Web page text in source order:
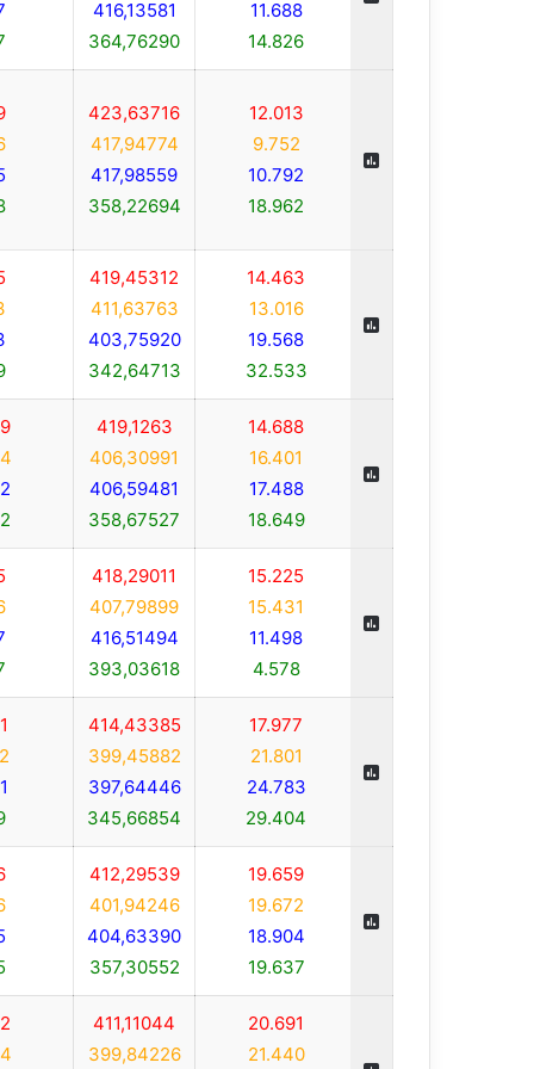
416,13581
364,76290
11.688
14.826
423,63716
417,94774
417,98559
358,22694
12.013
9.752
10.792
18.962
419,45312
411,63763
403,75920
342,64713
14.463
13.016
19.568
32.533
419,1263
406,30991
406,59481
358,67527
14.688
16.401
17.488
18.649
418,29011
407,79899
416,51494
393,03618
15.225
15.431
11.498
4.578
414,43385
399,45882
397,64446
345,66854
17.977
21.801
24.783
29.404
412,29539
401,94246
404,63390
357,30552
19.659
19.672
18.904
19.637
411,11044
399,84226
20.691
21.440